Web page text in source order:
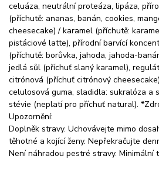
celuáza, neutrální proteáza, lipáza,
(příchutě: ananas, banán, cookies,
cheesecake) / karamel (příchutě:
pistáciové latte), přírodní barvící
(příchutě: borůvka, jahoda, jahoda-
jedlá sůl (příchuť slaný karamel),
citrónová (příchuť citrónový
celulosová guma, sladidla: sukralóza a
stévie (neplatí pro příchuť natural).
Upozornění:
Doplněk stravy. Uchovávejte mimo
těhotné a kojící ženy. Nepřekračujte
Není náhradou pestré stravy. Minimální